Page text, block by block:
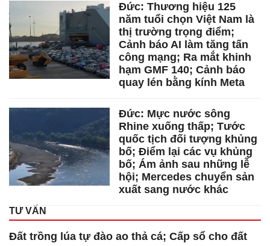
Đức: Thương hiệu 125
năm tuổi chọn Việt Nam là
thị trường trọng điểm;
Cảnh báo AI làm tăng tấn
công mạng; Ra mắt khinh
hạm GMF 140; Cảnh báo
quay lén bằng kính Meta
Đức: Mực nước sông
Rhine xuống thấp; Tước
quốc tịch đối tượng khủng
bố; Điểm lại các vụ khủng
bố; Ám ảnh sau những lễ
hội; Mercedes chuyển sản
xuất sang nước khác
TƯ VẤN
Đất trồng lúa tự đào ao thả cá; Cấp sổ cho đất